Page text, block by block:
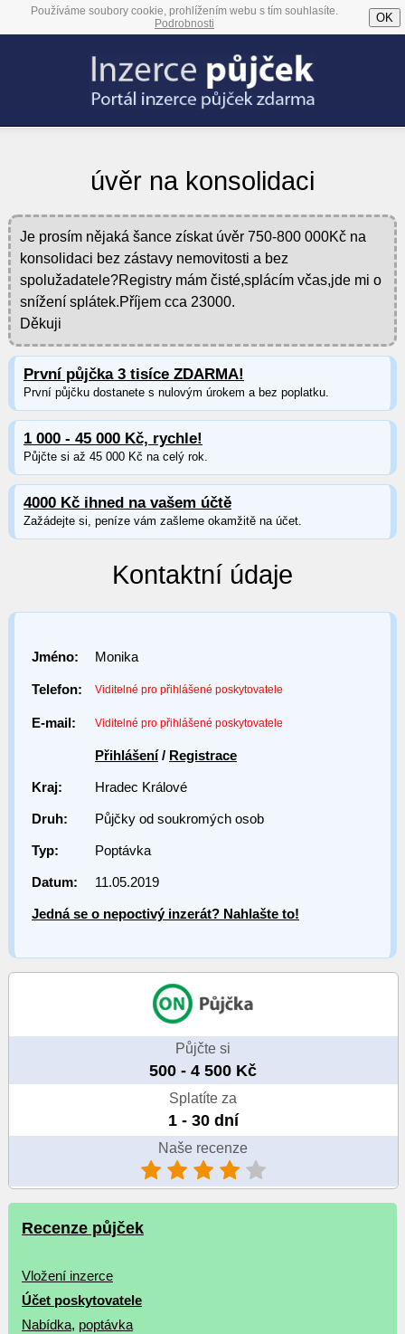
Používáme soubory cookie, prohlížením webu s tím souhlasíte.
Podrobnosti
OK
úvěr na konsolidaci
Je prosím nějaká šance získat úvěr 750-800 000Kč na
konsolidaci bez zástavy nemovitosti a bez
spolužadatele?Registry mám čisté,splácím včas,jde mi o
snížení splátek.Příjem cca 23000.
Děkuji
První půjčka 3 tisíce ZDARMA!
První půjčku dostanete s nulovým úrokem a bez poplatku.
1 000 - 45 000 Kč, rychle!
Půjčte si až 45 000 Kč na celý rok.
4000 Kč ihned na vašem účtě
Zažádejte si, peníze vám zašleme okamžitě na účet.
Kontaktní údaje
Jméno: Monika
Telefon: Viditelné pro přihlášené poskytovatele
E-mail: Viditelné pro přihlášené poskytovatele
Přihlášení/ Registrace
Kraj: Hradec Králové
Druh: Půjčky od soukromých osob
Typ: Poptávka
Datum: 11.05.2019
Jedná se o nepoctivý inzerát? Nahlašte to!
Půjčte si
500 - 4 500 Kč
Splatíte za
1 - 30 dní
Naše recenze
Recenze půjček
Vložení inzerce
Účet poskytovatele
Nabídka, poptávka